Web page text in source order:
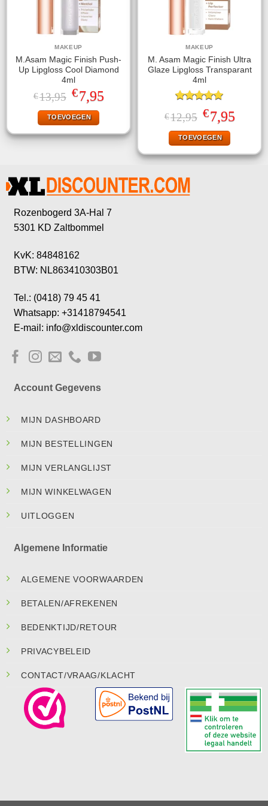
MAKEUP
M.Asam Magic Finish Push-
Up Lipgloss Cool Diamond
4ml
€13,95 Oorspronkelijke
prijs
was:
€13,95.
€7,95Huidige
prijs
TOEVOEGEN
MAKEUP
M. Asam Magic Finish Ultra
Glaze Lipgloss Transparant
4ml
Gewaardeerd
5.00uit 5
€12,95 Oorspronkelijke
prijs
was:
€12,95.
€7,95Huidige
prijs
TOEVOEGEN
Rozenbogerd 3A-Hal 7
5301 KD Zaltbommel
KvK: 84848162
BTW: NL863410303B01
Tel.: (0418) 79 45 41
Whatsapp: +31418794541
E-mail: info@xldiscounter.com
Account Gegevens
MIJN DASHBOARD
MIJN BESTELLINGEN
MIJN VERLANGLIJST
MIJN WINKELWAGEN
UITLOGGEN
Algemene Informatie
ALGEMENE VOORWAARDEN
BETALEN/AFREKENEN
BEDENKTIJD/RETOUR
PRIVACYBELEID
CONTACT/VRAAG/KLACHT